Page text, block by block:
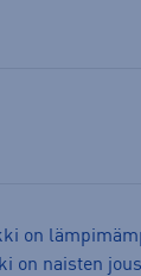
on
on naisten